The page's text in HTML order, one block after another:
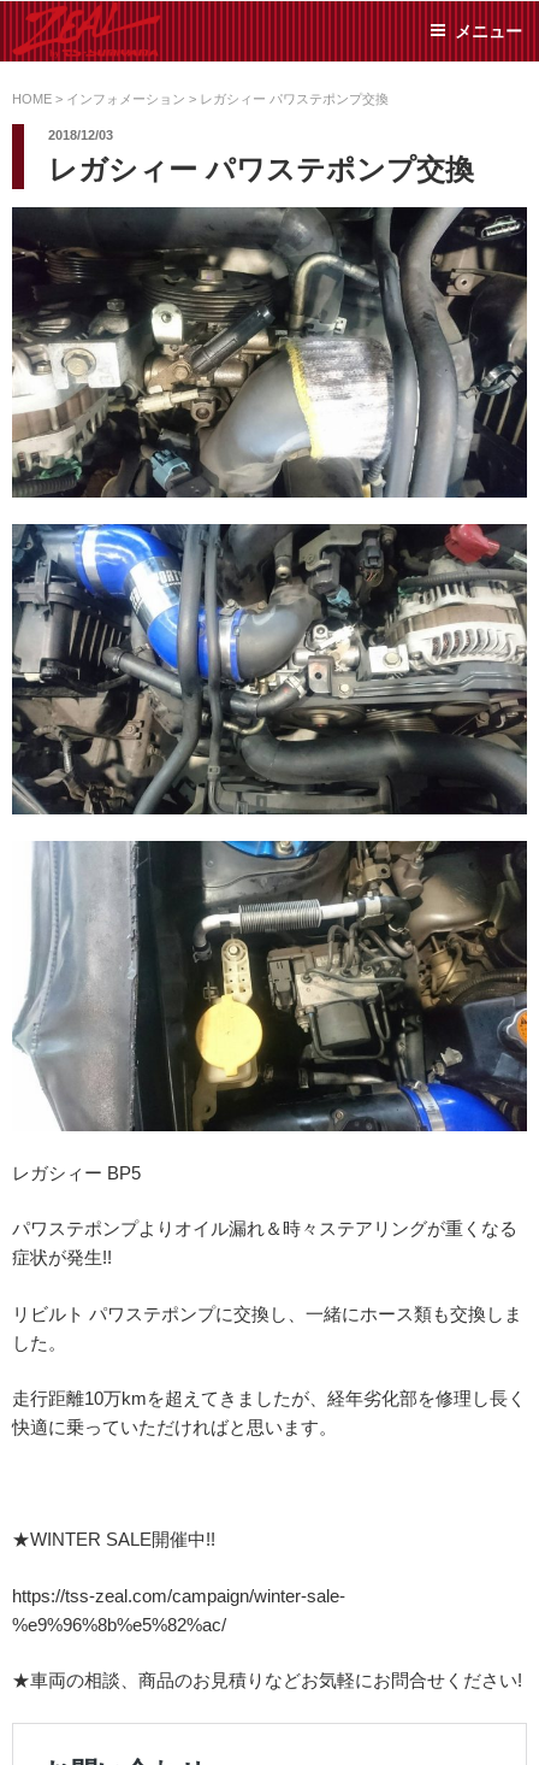
ン
ツ
ス
ッ
SUMIYAMA
た日常メンテから各種チ
ューニングまで、車に関
リーでお任せください!
メニュー
HOME > インフォメーション > レガシィー パワステポンプ交換
2018/12/03
レガシィー パワステポンプ交換
レガシィー BP5
パワステポンプよりオイル漏れ＆時々ステアリングが重くなる
症状が発生!!
リビルト パワステポンプに交換し、一緒にホース類も交換しま
した。
走行距離10万kmを超えてきましたが、経年劣化部を修理し長く
快適に乗っていただければと思います。
★WINTER SALE開催中!!
https://tss-zeal.com/campaign/winter-sale-
%e9%96%8b%e5%82%ac/
★車両の相談、商品のお見積りなどお気軽にお問合せください!